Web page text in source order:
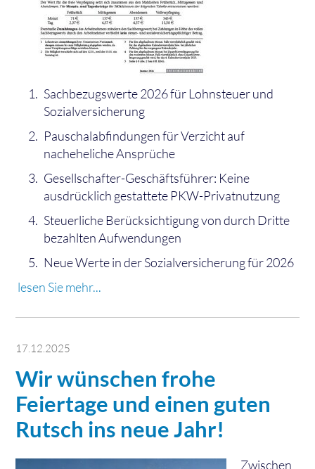
Sachbezugswerte 2026 für Lohnsteuer und
Sozialversicherung
Pauschalabfindungen für Verzicht auf
nacheheliche Ansprüche
Gesellschafter-Geschäftsführer: Keine
ausdrücklich gestattete PKW-Privatnutzung
Steuerliche Berücksichtigung von durch Dritte
bezahlten Aufwendungen
Neue Werte in der Sozialversicherung für 2026
lesen Sie mehr...
17.12.2025
Wir wünschen frohe
Feiertage und einen guten
Rutsch ins neue Jahr!
Zwischen